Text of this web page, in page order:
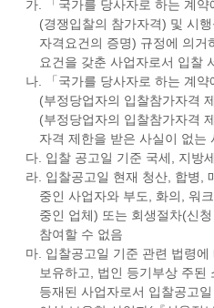
가. 「국가를 당사자로 하는 계
(경쟁입찰의 참가자격) 및 시
자격요건의 증명) 규정에 의거
요건을 갖춘 사업자로서 입찰
나. 「국가를 당사자로 하는 계
(부정당업자의 입찰참가자격
(부정당업자의 입찰참가자격
자격 제한을 받은 사실이 없는
다. 입찰 공고일 기준 국세, 지방
라. 입찰공고일 현재 청산, 합병,
중인 사업자와 부도, 화의, 워
중인 업체) 또는 회생절차(신
참여할 수 없음
마. 입찰공고일 기준 관련 법령
보유하고, 법인 등기부상 주된
등재된 사업자로서 입찰공고